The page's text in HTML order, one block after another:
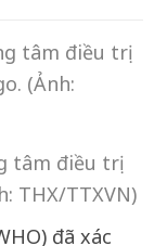
tâm điều trị
THX/TTXVN)
đã xác